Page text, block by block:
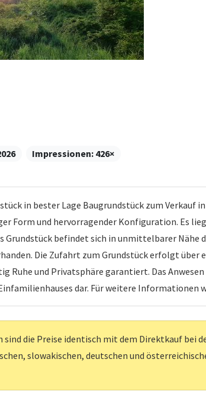
Impressionen: 426×
in bester Lage Baugrundstück zum
Form und hervorragender Konfiguration. Es
Grundstück befindet sich in unmittelbarer
Die Zufahrt zum Grundstück erfolgt
Ruhe und Privatsphäre garantiert. Das
dar. Für weitere Informationen
sind die Preise identisch mit dem Direktkauf
slowakischen, deutschen und